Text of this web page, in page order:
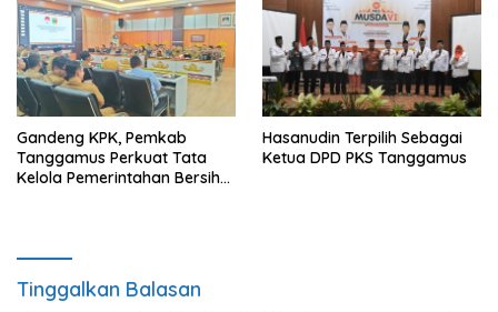
Gandeng KPK, Pemkab
Tanggamus Perkuat Tata
Kelola Pemerintahan Bersih
Hasanudin Terpilih Sebagai
Ketua DPD PKS Tanggamus
Tinggalkan Balasan